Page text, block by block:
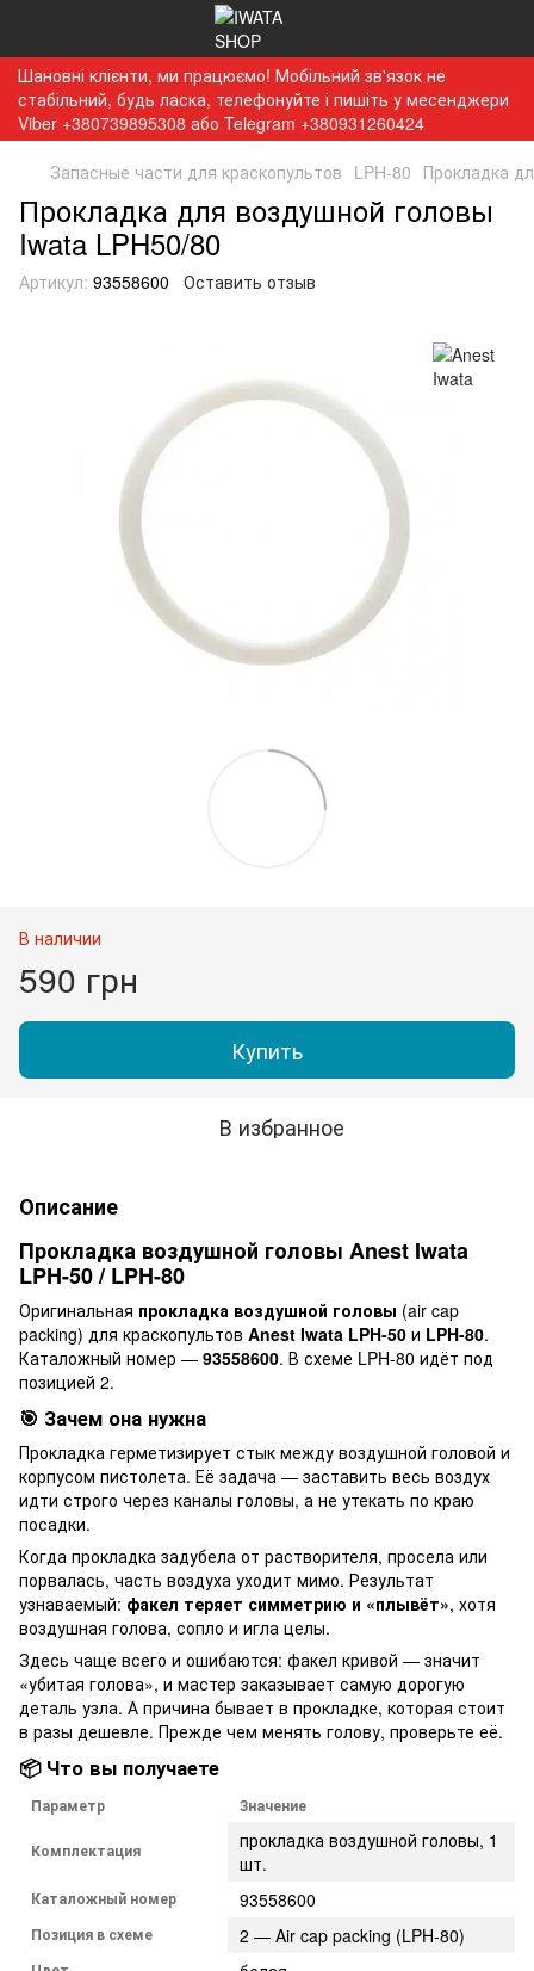
Шановні клієнти, ми працюємо! Мобільний зв'язок не
стабільний, будь ласка, телефонуйте і пишіть у месенджери
Viber +380739895308 або Telegram +380931260424
Запасные части для краскопультов LPH-80 Прокладка
Прокладка для воздушной головы
Iwata LPH50/80
Артикул: 93558600 Оставить отзыв
В наличии
590 грн
Купить
В избранное
Описание
Прокладка воздушной головы Anest Iwata
LPH-50 / LPH-80
Оригинальная прокладка воздушной головы (air cap
packing) для краскопультов Anest Iwata LPH-50 и LPH-80.
Каталожный номер — 93558600. В схеме LPH-80 идёт под
позицией 2.
🎯 Зачем она нужна
Прокладка герметизирует стык между воздушной головой и
корпусом пистолета. Её задача — заставить весь воздух
идти строго через каналы головы, а не утекать по краю
посадки.
Когда прокладка задубела от растворителя, просела или
порвалась, часть воздуха уходит мимо. Результат
узнаваемый: факел теряет симметрию и «плывёт», хотя
воздушная голова, сопло и игла целы.
Здесь чаще всего и ошибаются: факел кривой — значит
«убитая голова», и мастер заказывает самую дорогую
деталь узла. А причина бывает в прокладке, которая стоит
в разы дешевле. Прежде чем менять голову, проверьте её.
📦 Что вы получаете
Параметр Значение
Комплектация
прокладка воздушной головы, 1
шт.
Каталожный номер 93558600
Позиция в схеме 2 — Air cap packing (LPH-80)